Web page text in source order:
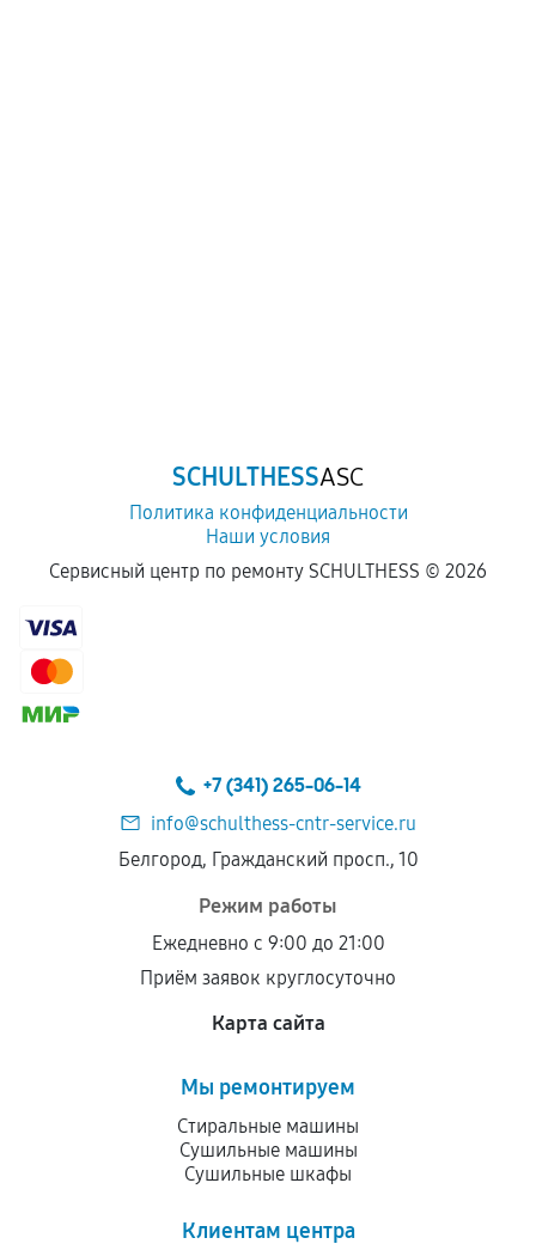
SCHULTHESSASC
Политика конфиденциальности
Наши условия
Сервисный центр по ремонту SCHULTHESS © 2026
+7 (341) 265-06-14
info@schulthess-cntr-service.ru
Белгород, Гражданский просп., 10
Режим работы
Ежедневно с 9:00 до 21:00
Приём заявок круглосуточно
Карта сайта
Мы ремонтируем
Стиральные машины
Сушильные машины
Сушильные шкафы
Клиентам центра